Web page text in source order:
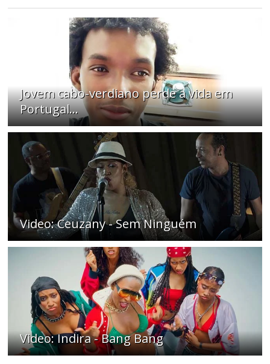
Jovem cabo-verdiano perde a vida em
Portugal...
Video: Ceuzany - Sem Ninguém
Video: Indira - Bang Bang